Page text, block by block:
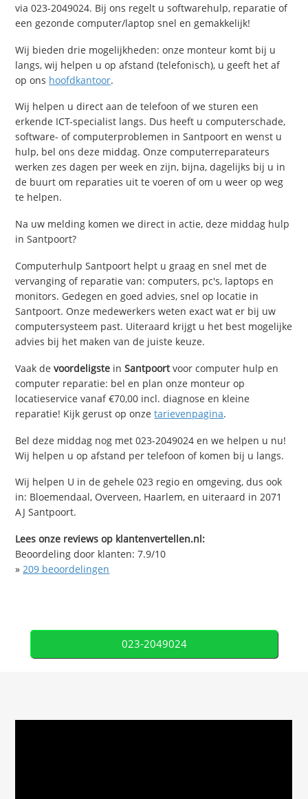
via 023-2049024. Bij ons regelt u softwarehulp, reparatie of
een gezonde computer/laptop snel en gemakkelijk!
Wij bieden drie mogelijkheden: onze monteur komt bij u
langs, wij helpen u op afstand (telefonisch), u geeft het af
op ons hoofdkantoor.
Wij helpen u direct aan de telefoon of we sturen een
erkende ICT-specialist langs. Dus heeft u computerschade,
software- of computerproblemen in Santpoort en wenst u
hulp, bel ons deze middag. Onze computerreparateurs
werken zes dagen per week en zijn, bijna, dagelijks bij u in
de buurt om reparaties uit te voeren of om u weer op weg
te helpen.
Na uw melding komen we direct in actie, deze middag hulp
in Santpoort?
Computerhulp Santpoort helpt u graag en snel met de
vervanging of reparatie van: computers, pc's, laptops en
monitors. Gedegen en goed advies, snel op locatie in
Santpoort. Onze medewerkers weten exact wat er bij uw
computersysteem past. Uiteraard krijgt u het best mogelijke
advies bij het maken van de juiste keuze.
Vaak devoordeligste inSantpoortvoor computer hulp en
computer reparatie: bel en plan onze monteur op
locatieservice vanaf €70,00 incl. diagnose en kleine
reparatie! Kijk gerust op onzetarievenpagina.
Bel deze middag nog met 023-2049024 en we helpen u nu!
Wij helpen u op afstand per telefoon of komen bij u langs.
Wij helpen U in de gehele 023 regio en omgeving, dus ook
in: Bloemendaal, Overveen, Haarlem, en uiteraard in 2071
AJ Santpoort.
Lees onze reviews op klantenvertellen.nl:
Beoordeling door klanten:7.9/10
»209 beoordelingen
023-2049024